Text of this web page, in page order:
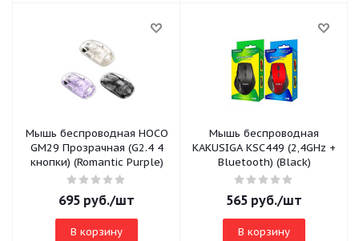
Мышь беспроводная HOCO
GM29 Прозрачная (G2.4 4
кнопки) (Romantic Purple)
695 руб./шт
В корзину
Мышь беспроводная
KAKUSIGA KSC449 (2,4GHz +
Bluetooth) (Black)
565 руб./шт
В корзину